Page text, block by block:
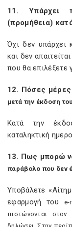
11. Υπάρχει
(προμήθεια)
Όχι δεν υπάρχει
και δεν
που θα επιλέξετε
12. Πόσες
μετά την έκδοση
Κατά την
καταληκτική
13. Πως μπορώ
παράβολο που δεν
Υποβάλετε
εφαρμογή του
e-
πιστώνονται